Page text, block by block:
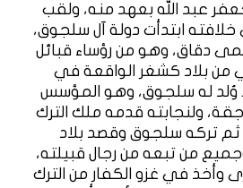
عبد الله بعهد منه، ولقب
خلافته ابتدأت دولة آل سلجوق،
دقاق، وهو من رؤساء قبائل
من بلاد كشغر الواقعة في
وُلد له سلجوق، وهو المؤسس
ولنجابته قدمه ملك الترك
ثم تركه سلجوق وقصد بلاد
من تبعه من رجال قبيلته،
وأخذ في غزو الكفار من الترك